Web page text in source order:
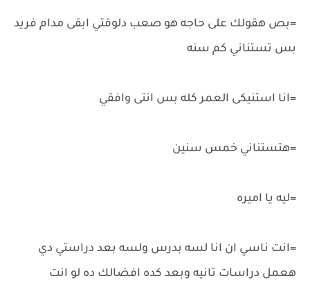
=بص هقولك على حاجه هو صعب دلوقتي ابقى مدام فريد
بس تستناني كم سنه
=انا استنيكى العمر كله بس انتى وافقي
=هتستناني خمس سنين
=ليه يا اميره
=انت ناسي ان انا لسه بدرس ولسه بعد دراستي دي
هعمل دراسات تانيه وبعد كده افضالك ده لو انت